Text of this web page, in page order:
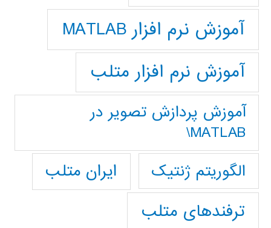
آموزش نرم افزار MATLAB
آموزش نرم افزار متلب
آموزش پردازش تصوير در
MATLAB\
الگوریتم ژنتیک
ایران متلب
ترفندهای متلب